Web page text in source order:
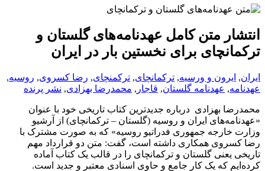
انتشار متن کامل عهدنامه‌های گلستان و
ترکمانچای برای نخستین بار در ایران
ایران, ایرون و ورسیه, ترکمانچای, ترکمنچای, رضا کسروی, روسیه,
عهدنامه, عهدنامه گلستان, قاجار , محمدرضا بهزادی, نشر پرنده
محمدرضا بهزادی درباره جدیدترین کتاب تاریخی خود با عنوان
«عهدنامه‌های ایران و روسیه (گلستان – ترکمانچاى) از آرشیو
وزارت خارجه جمهوری فدراتیو روسیه» که به صورت مشترک با
رضا کسروی همکاری داشته است، گفت: متن دو قرارداد مهم
تاریخی یعنی گلستان و ترکمانچای را در قالب یک کتاب آماده
کرده‌ایم که یک کار جامع و حاوی اسنادی معتبر و جدید است.